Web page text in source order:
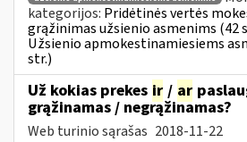
kategorijos: Pridėtinės vertės
grąžinimas užsienio asmenims (42
Užsienio apmokestinamiesiems
str.)
Už kokias prekes ir / ar
grąžinamas / negrąžinamas?
Web turinio sąrašas 2018-11-22